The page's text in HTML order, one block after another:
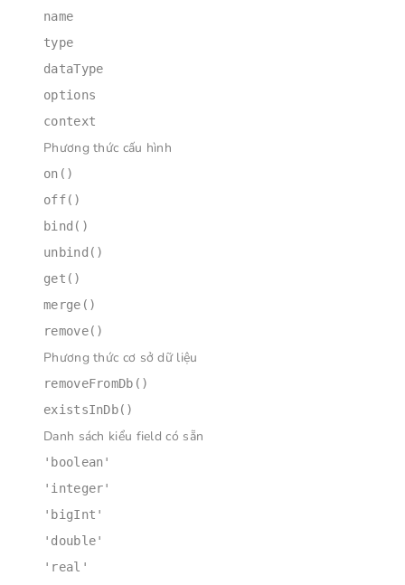
name
type
dataType
options
context
Phương thức cấu hình
on()
off()
bind()
unbind()
get()
merge()
remove()
Phương thức cơ sở dữ liệu
removeFromDb()
existsInDb()
Danh sách kiểu field có sẵn
'boolean'
'integer'
'bigInt'
'double'
'real'